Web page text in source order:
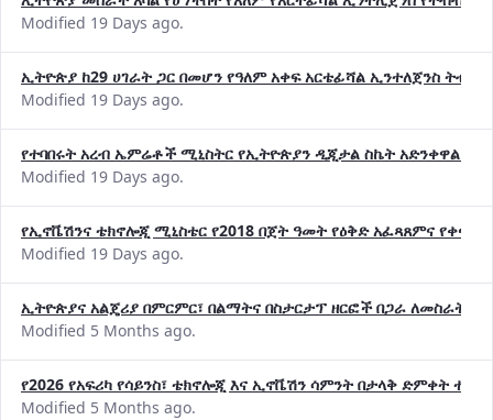
Modified 19 Days ago.
ኢትዮጵያ ከ29 ሀገራት ጋር በመሆን የዓለም አቀፍ አርቴፊሻል ኢንተለጀንስ
Modified 19 Days ago.
የተባበሩት አረብ ኤምሬቶች ሚኒስትር የኢትዮጵያን ዲጂታል ስኬት አድንቀዋል
Modified 19 Days ago.
የኢኖቬሽንና ቴክኖሎጂ ሚኒስቴር የ2018 በጀት ዓመት የዕቅድ አፈጻጸምና
Modified 19 Days ago.
ኢትዮጵያና አልጄሪያ በምርምር፣ በልማትና በስታርታፕ ዘርፎች በጋራ ለመስራት
Modified 5 Months ago.
የ2026 የአፍሪካ የሳይንስ፣ ቴክኖሎጂ እና ኢኖቬሽን ሳምንት በታላቅ ድምቀት
Modified 5 Months ago.